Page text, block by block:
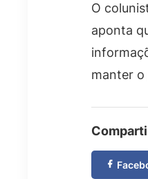
O
aponta
manter o